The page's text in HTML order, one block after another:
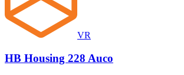
VR
HB Housing 228 Auco